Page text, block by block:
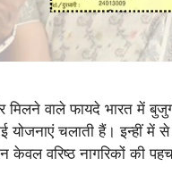
मिलने वाले फायदे भारत में
चलाती हैं। इन्हीं में से
वरिष्ठ नागरिकों की